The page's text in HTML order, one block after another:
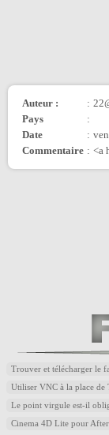
Auteur : :
Pays
:
Date
:
Commentaire : <a
Trouver et télécharger le
Utiliser VNC à la place de
Le point virgule est-il
Cinema 4D Lite pour